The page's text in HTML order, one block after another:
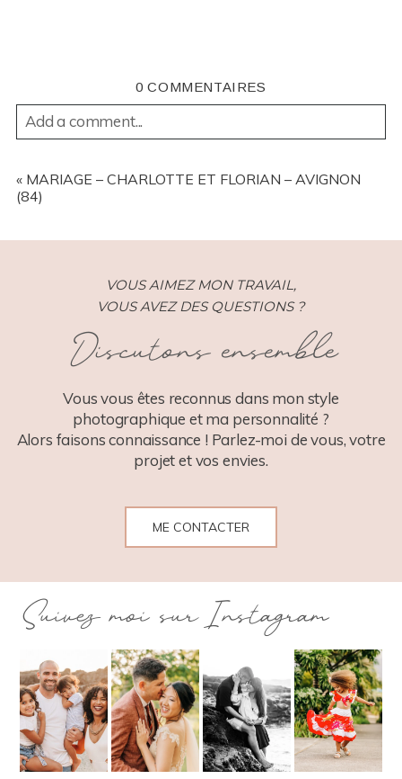
0 COMMENTAIRES
Add a comment...
REQUIRED FIELDS ARE MARKED *
POST COMMENT
« MARIAGE – CHARLOTTE ET FLORIAN – AVIGNON
(84)
VOUS AIMEZ MON TRAVAIL,
VOUS AVEZ DES QUESTIONS ?
Discutons ensemble
Vous vous êtes reconnus dans mon style
photographique et ma personnalité ?
Alors faisons connaissance ! Parlez-moi de vous, votre
projet et vos envies.
ME CONTACTER
Suivez moi sur Instagram